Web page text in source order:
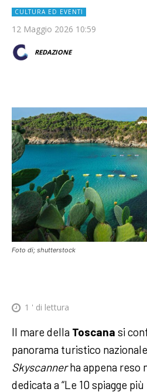
CULTURA ED EVENTI
12 Maggio 2026 10:59
REDAZIONE
Foto di; shutterstock
1 ' di lettura
Il mare della Toscana si
panorama turistico
Skyscannerha appena reso
dedicata a “Le 10 spiagge più